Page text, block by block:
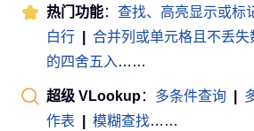
热门功能： 查找、高亮显示或标
白行
合并列或单元格且不丢失
的四舍五入 ……
超级 VLookup： 多条件查询
作表
模糊查找……